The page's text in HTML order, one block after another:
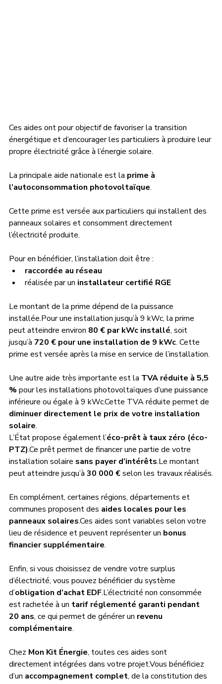
Ces aides ont pour objectif de favoriser la transition
énergétique et d’encourager les particuliers à produire leur
propre électricité grâce à l’énergie solaire.
La principale aide nationale est la prime à
l’autoconsommation photovoltaïque.
Cette prime est versée aux particuliers qui installent des
panneaux solaires et consomment directement
l’électricité produite.
Pour en bénéficier, l’installation doit être :
raccordée au réseau
réalisée par un installateur certifié RGE
Le montant de la prime dépend de la puissance
installée.Pour une installation jusqu’à 9 kWc, la prime
peut atteindre environ 80 € par kWc installé, soit
jusqu’à 720 € pour une installation de 9 kWc. Cette
prime est versée après la mise en service de l’installation.
Une autre aide très importante est la TVA réduite à 5,5
% pour les installations photovoltaïques d’une puissance
inférieure ou égale à 9 kWc.Cette TVA réduite permet de
diminuer directement le prix de votre installation
solaire.
L’État propose également l’éco-prêt à taux zéro (éco-
PTZ).Ce prêt permet de financer une partie de votre
installation solaire sans payer d’intérêts.Le montant
peut atteindre jusqu’à 30 000 € selon les travaux réalisés.
En complément, certaines régions, départements et
communes proposent des aides locales pour les
panneaux solaires.Ces aides sont variables selon votre
lieu de résidence et peuvent représenter un bonus
financier supplémentaire.
Enfin, si vous choisissez de vendre votre surplus
d’électricité, vous pouvez bénéficier du système
d’obligation d’achat EDF.L’électricité non consommée
est rachetée à un tarif réglementé garanti pendant
20 ans, ce qui permet de générer un revenu
complémentaire.
Chez Mon Kit Énergie, toutes ces aides sont
directement intégrées dans votre projet.Vous bénéficiez
d’un accompagnement complet, de la constitution des